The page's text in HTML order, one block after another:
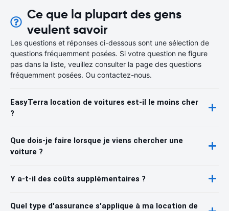
Ce que la plupart des gens
veulent savoir
Les questions et réponses ci-dessous sont une sélection de
questions fréquemment posées. Si votre question ne figure
pas dans la liste, veuillez consulter la page des questions
fréquemment posées. Ou contactez-nous.
EasyTerra location de voitures est-il le moins cher
?
Que dois-je faire lorsque je viens chercher une
voiture ?
Y a-t-il des coûts supplémentaires ?
Quel type d'assurance s'applique à ma location de